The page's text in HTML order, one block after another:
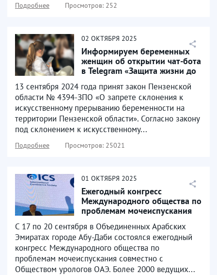
Подробнее Просмотров: 252
02 ОКТЯБРЯ 2025
Информируем беременных
женщин об открытии чат-бота
в Telegram «Защита жизни до
13 сентября 2024 года принят закон Пензенской
области № 4394-ЗПО «О запрете склонения к
искусственному прерыванию беременности на
территории Пензенской области». Согласно закону
под склонением к искусственному...
Подробнее Просмотров: 25021
01 ОКТЯБРЯ 2025
Ежегодный конгресс
Международного общества по
проблемам мочеиспускания
совместно с Обществом...
C 17 по 20 сентября в Объединенных Арабских
Эмиратах городе Абу-Даби состоялся ежегодный
конгресс Международного общества по
проблемам мочеиспускания совместно с
Обществом урологов ОАЭ. Более 2000 ведущих...